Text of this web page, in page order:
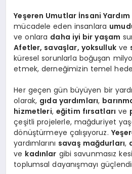
Yeşeren Umutlar İnsani
mücadele eden insanlara
ve onlara daha iyi bir yaşam
Afetler, savaşlar, yoksullukve
küresel sorunlarla boğuşan
etmek, derneğimizin temel
Her geçen gün büyüyen bir
olarak, gıda yardımları,
hizmetleri, eğitim fırsatları ve
çeşitli projelerle, mağduriyet
dönüştürmeye çalışıyoruz.
yardımlarını savaş mağdurları,
ve kadınlar gibi savunmasız
toplumsal dayanışmayı